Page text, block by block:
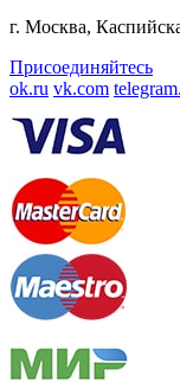
г. Москва,
Присоединяйтесь
ok.ru vk.com